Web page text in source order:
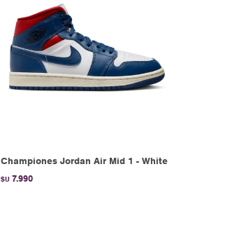
Championes Jordan Air Mid 1 - White
$U 7.990